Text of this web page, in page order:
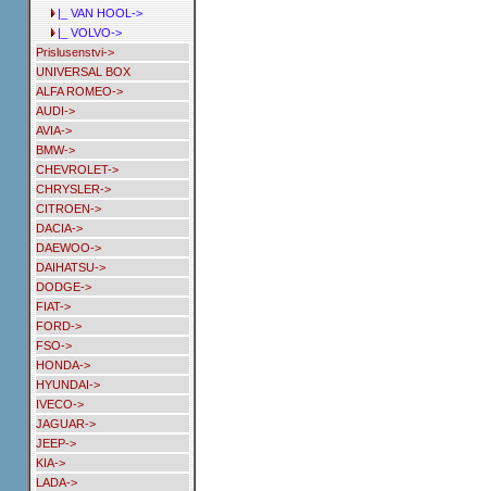
|_ VAN HOOL->
|_ VOLVO->
Prislusenstvi->
UNIVERSAL BOX
ALFA ROMEO->
AUDI->
AVIA->
BMW->
CHEVROLET->
CHRYSLER->
CITROEN->
DACIA->
DAEWOO->
DAIHATSU->
DODGE->
FIAT->
FORD->
FSO->
HONDA->
HYUNDAI->
IVECO->
JAGUAR->
JEEP->
KIA->
LADA->